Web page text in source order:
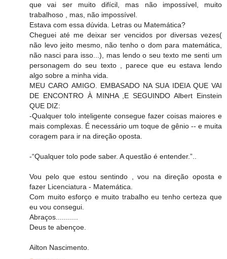
que vai ser muito difícil, mas não impossível, muito
trabalhoso , mas, não impossível.
Estava com essa dúvida. Letras ou Matemática?
Cheguei até me deixar ser vencidos por diversas vezes(
não levo jeito mesmo, não tenho o dom para matemática,
não nasci para isso...), mas lendo o seu texto me senti um
personagem do seu texto , parece que eu estava lendo
algo sobre a minha vida.
MEU CARO AMIGO. EMBASADO NA SUA IDEIA QUE VAI
DE ENCONTRO À MINHA ,E SEGUINDO Albert Einstein
QUE DIZ:
-Qualquer tolo inteligente consegue fazer coisas maiores e
mais complexas. É necessário um toque de gênio -- e muita
coragem para ir na direção oposta.
-“Qualquer tolo pode saber. A questão é entender.”..
Vou pelo que estou sentindo , vou na direção oposta e
fazer Licenciatura - Matemática.
Com muito esforço e muito trabalho eu tenho certeza que
eu vou consegui.
Abraços...........
Deus te abençoe.
Ailton Nascimento.